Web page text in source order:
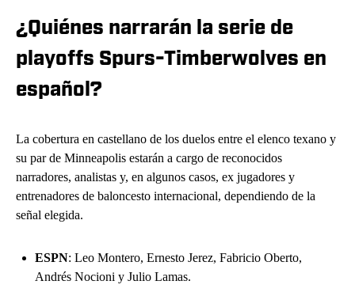
¿Quiénes narrarán la serie de
playoffs Spurs-Timberwolves en
español?
La cobertura en castellano de los duelos entre el elenco texano y
su par de Minneapolis estarán a cargo de reconocidos
narradores, analistas y, en algunos casos, ex jugadores y
entrenadores de baloncesto internacional, dependiendo de la
señal elegida.
ESPN: Leo Montero, Ernesto Jerez, Fabricio Oberto,
Andrés Nocioni y Julio Lamas.